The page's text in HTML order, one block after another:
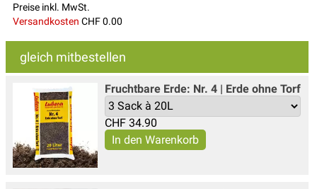
Preise inkl. MwSt.
Versandkosten CHF 0.00
gleich mitbestellen
Fruchtbare Erde: Nr. 4 | Erde ohne Torf
CHF 34.90